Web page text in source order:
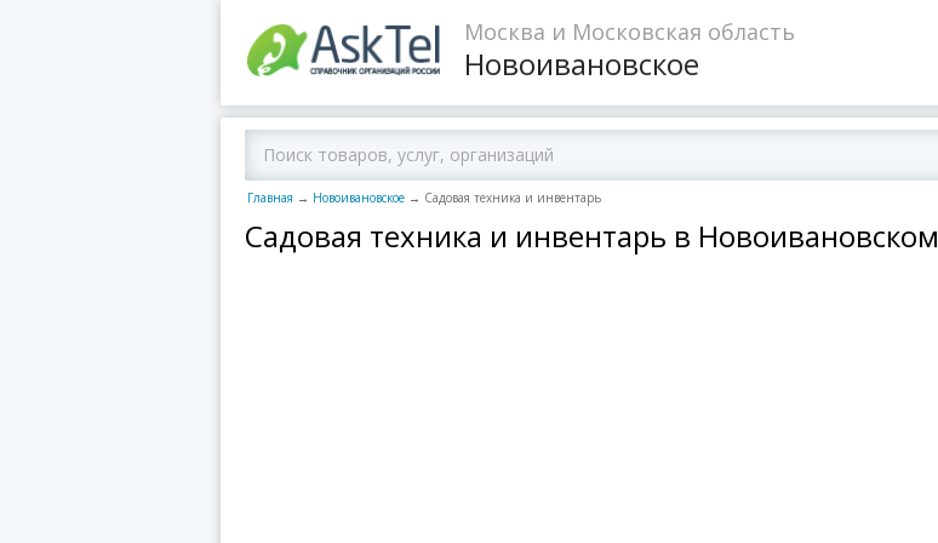
Москва и Московская область
Новоивановское
Главная → Новоивановское → Садовая техника и инвентарь
Садовая техника и инвентарь в Новоивановском